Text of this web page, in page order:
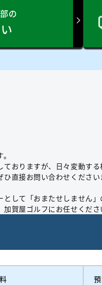
の
おりますが、日々変動す
直接お問い合わせください
して「おまたせしません」
賀屋ゴルフにお任せくださ